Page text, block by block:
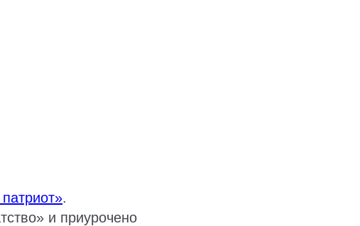
.
и приурочено